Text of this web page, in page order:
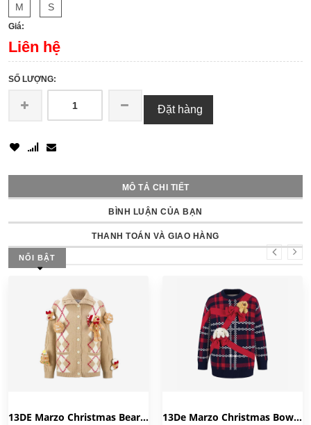
M S
Giá:
Liên hệ
SỐ LƯỢNG:
Đặt hàng
MÔ TẢ CHI TIẾT
BÌNH LUẬN CỦA BẠN
THANH TOÁN VÀ GIAO HÀNG
NỔI BẬT
13DE Marzo Christmas Bear Gingerbread Cardigan 'Camel' FR23D0882 13De Marzo Christmas Bow Vintage Sweater 'Red' FR23D0693